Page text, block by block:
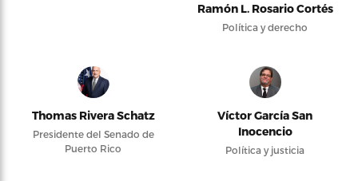
Ramón L. Rosario Cortés
Política y derecho
Thomas Rivera Schatz
Presidente del Senado de
Puerto Rico
Víctor García San
Inocencio
Política y justicia